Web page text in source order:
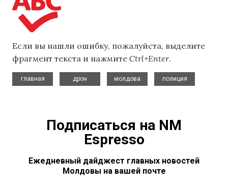
Если вы нашли ошибку, пожалуйста, выделите
фрагмент текста и нажмите Ctrl+Enter.
главная
дрон
молдова
полиция
Подписаться на NM
Espresso
Ежедневный дайджест главных новостей
Молдовы на вашей почте